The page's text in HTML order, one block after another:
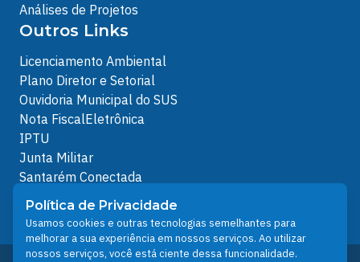
Análises de Projetos
Outros Links
Licenciamento Ambiental
Plano Diretor e Setorial
Ouvidoria Municipal do SUS
Nota FiscalEletrônica
IPTU
Junta Militar
Santarém Conectada
Política de Privacidade
People illustrations by Storyset
Política de Privacidade
Usamos cookies e outras tecnologias semelhantes para
melhorar a sua experiência em nossos serviços. Ao utilizar
nossos serviços, você está ciente dessa funcionalidade.